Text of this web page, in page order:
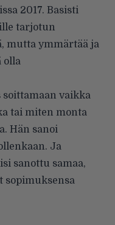
2017. Basisti
tarjotun
mutta ymmärtää ja
olla
soittamaan vaikka
tai miten monta
Hän sanoi
Ja
sanottu samaa,
sopimuksensa